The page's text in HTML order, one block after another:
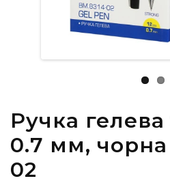
Ручка гелева
0.7 мм, чорна
02